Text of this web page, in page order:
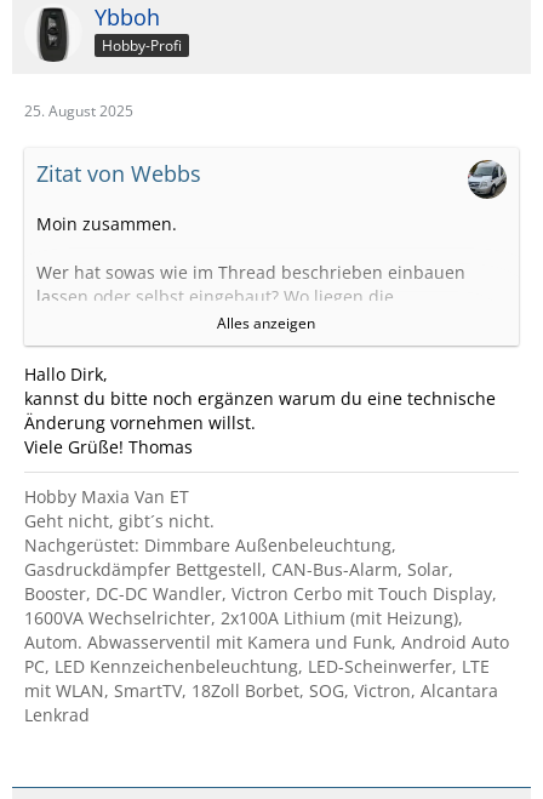
Ybboh
Hobby-Profi
25. August 2025
Zitat von Webbs
Moin zusammen.
Wer hat sowas wie im Thread beschrieben einbauen
lassen oder selbst eingebaut? Wo liegen die
Unterschiede, wie verändert sich das Fahrverhalten? Wen
möglich bitte alle drei Möglichkeiten beschreiben.
Ich fahre einen Hobby Van Exclusive TL 500 gesc auf Ford
Transit MK6 Basis mit 2,2ltr 140 PS Baujahr 2008.
Preislich gibt es da ja schon große Unterschiede daher
brauch ich Erfahrungsberichte.
Schon mal vielen Dank für eure Hilfe.
Grüße
Dirk Weber
Alles anzeigen
Hallo Dirk,
kannst du bitte noch ergänzen warum du eine technische
Änderung vornehmen willst.
Viele Grüße! Thomas
Hobby Maxia Van ET
Geht nicht, gibt´s nicht.
Nachgerüstet: Dimmbare Außenbeleuchtung,
Gasdruckdämpfer Bettgestell, CAN-Bus-Alarm, Solar,
Booster, DC-DC Wandler, Victron Cerbo mit Touch Display,
1600VA Wechselrichter, 2x100A Lithium (mit Heizung),
Autom. Abwasserventil mit Kamera und Funk, Android Auto
PC, LED Kennzeichenbeleuchtung, LED-Scheinwerfer, LTE
mit WLAN, SmartTV, 18Zoll Borbet, SOG, Victron, Alcantara
Lenkrad